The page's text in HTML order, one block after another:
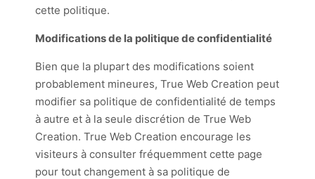
cette politique.
Modifications de la politique de confidentialité
Bien que la plupart des modifications soient
probablement mineures, True Web Creation peut
modifier sa politique de confidentialité de temps
à autre et à la seule discrétion de True Web
Creation. True Web Creation encourage les
visiteurs à consulter fréquemment cette page
pour tout changement à sa politique de